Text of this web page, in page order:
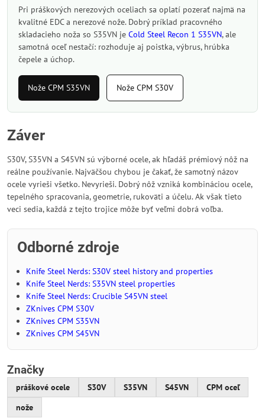
Pri práškových nerezových oceliach sa oplatí pozerať najmä na
kvalitné EDC a nerezové nože. Dobrý príklad pracovného
skladacieho noža so S35VN je Cold Steel Recon 1 S35VN, ale
samotná oceľ nestačí: rozhoduje aj poistka, výbrus, hrúbka
čepele a úchop.
Nože CPM S35VN Nože CPM S30V
Záver
S30V, S35VN a S45VN sú výborné ocele, ak hľadáš prémiový nôž na
reálne používanie. Najväčšou chybou je čakať, že samotný názov
ocele vyrieši všetko. Nevyrieši. Dobrý nôž vzniká kombináciou ocele,
tepelného spracovania, geometrie, rukoväti a účelu. Ak však tieto
veci sedia, každá z tejto trojice môže byť veľmi dobrá voľba.
Odborné zdroje
Knife Steel Nerds: S30V steel history and properties
Knife Steel Nerds: S35VN steel properties
Knife Steel Nerds: Crucible S45VN steel
ZKnives CPM S30V
ZKnives CPM S35VN
ZKnives CPM S45VN
Značky
práškové ocele S30V S35VN S45VN
CPM oceľ
nože